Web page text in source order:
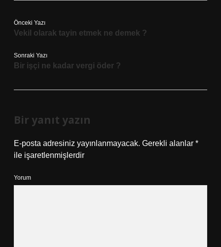
Önceki Yazı
Vekil olarak tayin etmek ne demek ?
Sonraki Yazı
Bir işçi ne kadar vergi öder ?
Bir yanıt yazın
E-posta adresiniz yayınlanmayacak. Gerekli alanlar *
ile işaretlenmişlerdir
Yorum